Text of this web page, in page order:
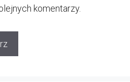
komentarzy.